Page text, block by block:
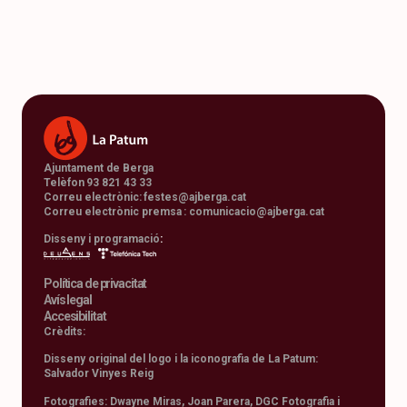
Ajuntament de Berga
Telèfon 93 821 43 33
Correu electrònic:festes@ajberga.cat
Correu electrònic premsa : comunicacio@ajberga.cat
Disseny i programació:
Política de privacitat
Avís legal
Accesibilitat
Crèdits:
Disseny original del logo i la iconografia de La Patum:
Salvador Vinyes Reig
Fotografies: Dwayne Miras, Joan Parera, DGC Fotografia i